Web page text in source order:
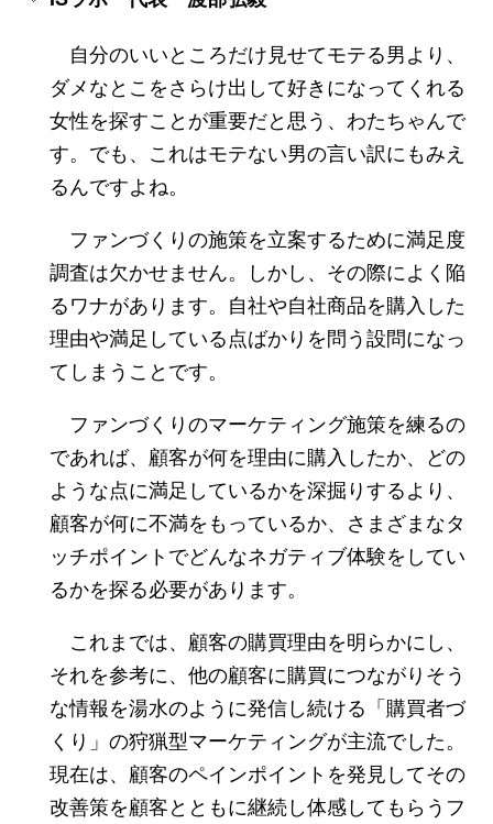
自分のいいところだけ見せてモテる男より、
ダメなとこをさらけ出して好きになってくれる
女性を探すことが重要だと思う、わたちゃんで
す。でも、これはモテない男の言い訳にもみえ
るんですよね。
ファンづくりの施策を立案するために満足度
調査は欠かせません。しかし、その際によく陥
るワナがあります。自社や自社商品を購入した
理由や満足している点ばかりを問う設問になっ
てしまうことです。
ファンづくりのマーケティング施策を練るの
であれば、顧客が何を理由に購入したか、どの
ような点に満足しているかを深掘りするより、
顧客が何に不満をもっているか、さまざまなタ
ッチポイントでどんなネガティブ体験をしてい
るかを探る必要があります。
これまでは、顧客の購買理由を明らかにし、
それを参考に、他の顧客に購買につながりそう
な情報を湯水のように発信し続ける「購買者づ
くり」の狩猟型マーケティングが主流でした。
現在は、顧客のペインポイントを発見してその
改善策を顧客とともに継続し体感してもらうフ